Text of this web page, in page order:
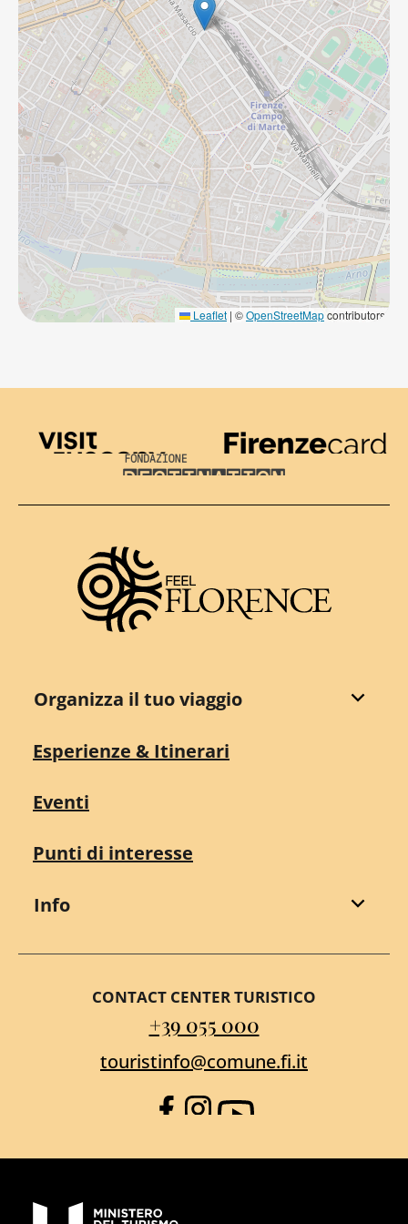
Leaflet | ©OpenStreetMapcontributors
Visit Tuscany
Firenze Card
Destination Florence
Organizza il tuo viaggio
Esperienze & Itinerari
Eventi
Punti di interesse
Info
CONTACT CENTER TURISTICO
+39 055 000
touristinfo@comune.fi.it
Facebook
Instagram
YouTube